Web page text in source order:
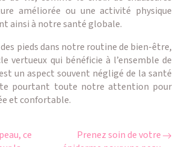
améliorée ou une activité physique
ainsi à notre santé globale.
pieds dans notre routine de bien-être,
vertueux qui bénéficie à l’ensemble de
un aspect souvent négligé de la santé
pourtant toute notre attention pour
et confortable.
ce
Prenez soin de votre